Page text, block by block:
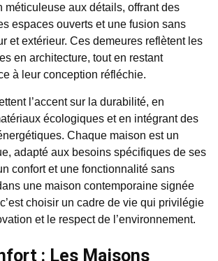
méticuleuse aux détails, offrant des
espaces ouverts et une fusion sans
et extérieur. Ces demeures reflètent les
en architecture, tout en restant
à leur conception réfléchie.
l’accent sur la durabilité, en
écologiques et en intégrant des
Chaque maison est un
adapté aux besoins spécifiques de ses
confort et une fonctionnalité sans
une maison contemporaine signée
choisir un cadre de vie qui privilégie
et le respect de l’environnement.
: Les Maisons